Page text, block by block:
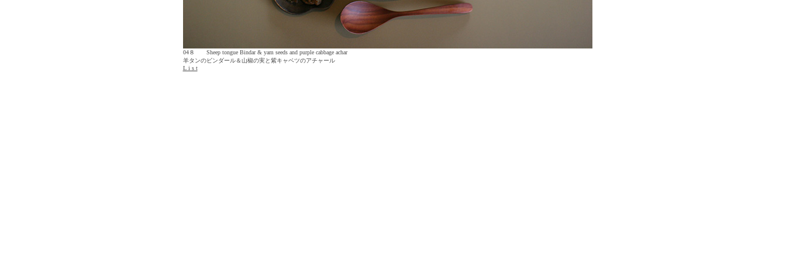
04８ Sheep tongue Bindar & yam seeds and purple cabbage achar
羊タンのビンダール＆山椒の実と紫キャベツのアチャール
L i s t